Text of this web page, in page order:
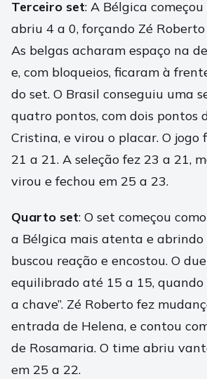
Terceiro set: A Bélgica
abriu 4 a 0, forçando Zé
As belgas acharam espaço na
e, com bloqueios, ficaram à
do set. O Brasil conseguiu uma
quatro pontos, com dois pontos
Cristina, e virou o placar. O jogo
21 a 21. A seleção fez 23 a 21,
virou e fechou em 25 a 23.
Quarto set: O set começou
a Bélgica mais atenta e abrindo
buscou reação e encostou. O
equilibrado até 15 a 15, quando
a chave”. Zé Roberto fez
entrada de Helena, e contou
de Rosamaria. O time abriu
em 25 a 22.